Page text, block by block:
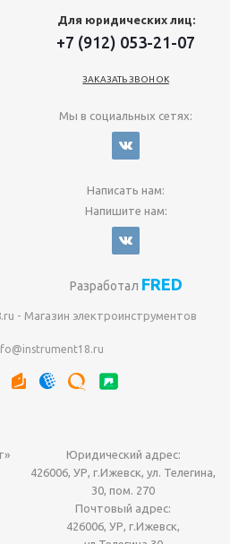
Для юридических лиц:
+7 (912) 053-21-07
ЗАКАЗАТЬ ЗВОНОК
Мы в социальных сетях:
Написать нам:
Напишите нам:
Разработал FRED
- Магазин электроинструментов
Юридический адрес:
426006, УР, г.Ижевск, ул. Телегина,
30, пом. 270
Почтовый адрес:
426006, УР, г.Ижевск,